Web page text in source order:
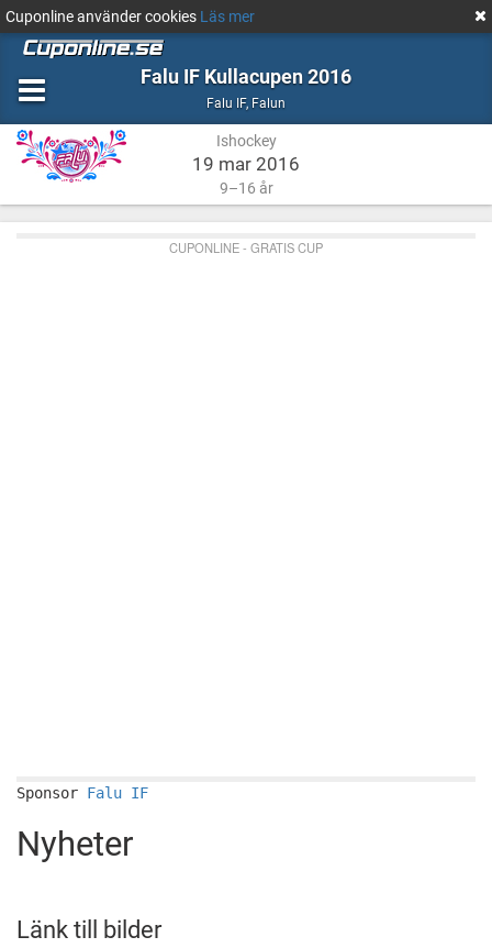
Cuponline använder cookies Läs mer
Falu IF Kullacupen 2016
Falu IF, Ishockey
FalunFalun
Ishockey
19 mar 2016
9–16 år
CUPONLINE - GRATIS CUP
Sponsor Falu IF
Nyheter
Länk till bilder